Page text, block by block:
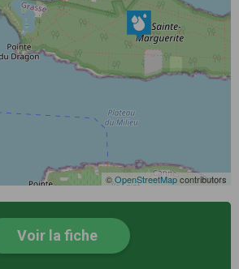
©OpenStreetMapcontributors
Voir la fiche